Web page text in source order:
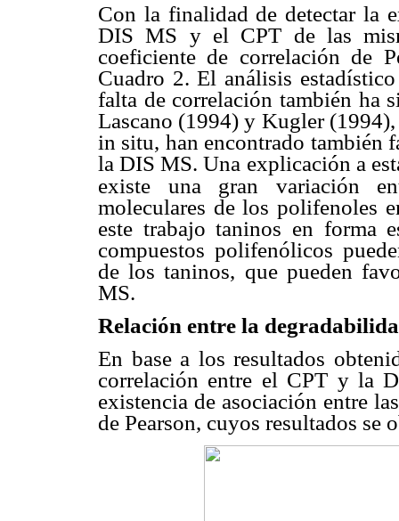
Con la finalidad de detectar la
DIS MS y el CPT de las
coeficiente de correlación de
Cuadro 2. El análisis
falta de correlación también ha
Lascano (1994) y Kugler
in situ, han encontrado también
la DIS MS. Una explicación a
existe una gran variación
moleculares de los polifenoles
este trabajo taninos en forma
compuestos polifenólicos
de los taninos, que pueden
MS.
Relación entre la
En base a los resultados
correlación entre el CPT y la
existencia de asociación entre
de Pearson, cuyos resultados se